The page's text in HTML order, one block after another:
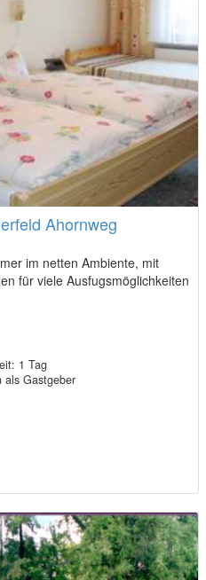
Ahornweg
im netten Ambiente, mit
für viele Ausfugsmöglichkeiten
1 Tag
als Gastgeber